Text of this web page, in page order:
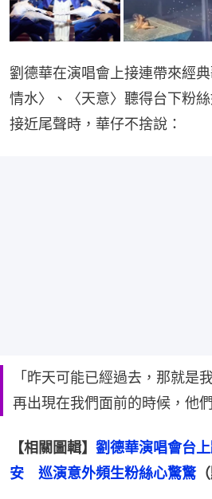
劉德華在演唱會上接連帶來經
情水〉、〈天意〉聽得台下粉
接近尾聲時，華仔不捨說：
「昨天可能已經過去，那就是
再出現在我們面前的時候，他
【相關圖輯】 劉德華演唱會台
安　巡演意外頻生粉絲心驚驚（